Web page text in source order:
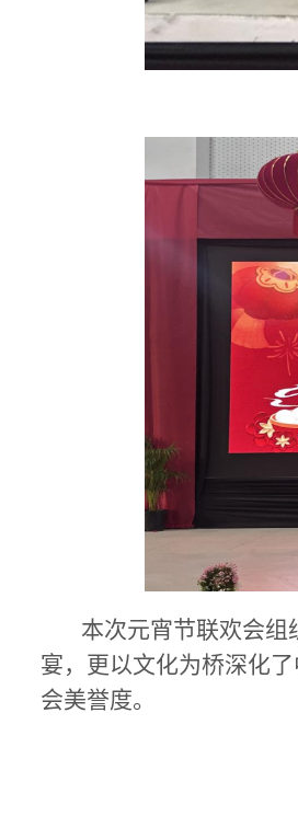
本次元宵节联欢会
宴，更以文化为桥深化
会美誉度。